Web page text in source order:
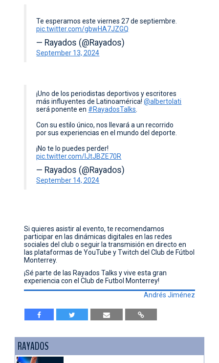
Te esperamos este viernes 27 de septiembre.
pic.twitter.com/gbwHA7JZGQ
— Rayados (@Rayados)
September 13, 2024
¡Uno de los periodistas deportivos y escritores
más influyentes de Latinoamérica!@albertolati
será ponente en #RayadosTalks
Con su estilo único, nos llevará a un recorrido
por sus experiencias en el mundo del deporte.
¡No te lo puedes perder!
pic.twitter.com/IJtJBZE70R
— Rayados (@Rayados)
September 14, 2024
Si quieres asistir al evento, te recomendamos
participar en las dinámicas digitales en las redes
sociales del club o seguir la transmisión en directo en
las plataformas de YouTube y Twitch del Club de Fútbol
Monterrey.
¡Sé parte de las Rayados Talks y vive esta gran
experiencia con el Club de Futbol Monterrey!
Andrés Jiménez
RAYADOS